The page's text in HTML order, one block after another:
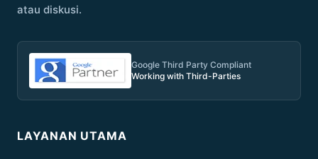
atau diskusi.
Google Third Party Compliant
Working with Third-Parties
LAYANAN UTAMA